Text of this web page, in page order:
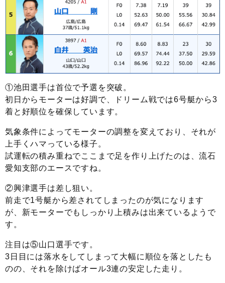
①池田選手は首位で予選を突破。
初日からモーターは好調で、ドリーム戦では6号艇から3
着と好順位を確保しています。
気象条件によってモーターの調整を変えており、それが
上手くハマっている様子。
試運転の積み重ねでここまで足を作り上げたのは、流石
愛知支部のエースですね。
②興津選手は差し狙い。
前走で1号艇から差されてしまったのが気になります
が、新モーターでもしっかり上積みは出来ているようで
す。
注目は⑤山口選手です。
3日目には落水をしてしまって大幅に順位を落としたも
のの、それを除けばオール3連の安定した走り。